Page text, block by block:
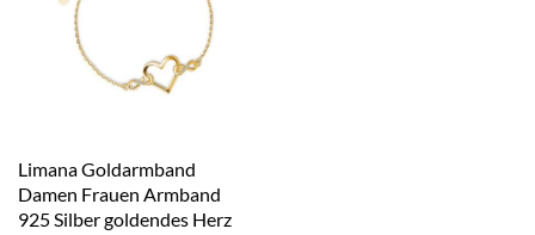
Limana Goldarmband
Damen Frauen Armband
925 Silber goldendes Herz